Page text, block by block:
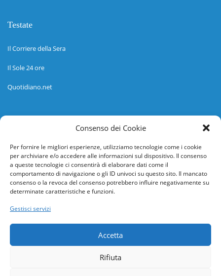
Consenso dei Cookie
Per fornire le migliori esperienze, utilizziamo tecnologie come i cookie
per archiviare e/o accedere alle informazioni sul dispositivo. Il consenso
a queste tecnologie ci consentirà di elaborare dati come il
comportamento di navigazione o gli ID univoci su questo sito. Il mancato
consenso o la revoca del consenso potrebbero influire negativamente su
determinate caratteristiche e funzioni.
Gestisci servizi
Accetta
Rifiuta
Testate
Il Corriere della Sera
Il Sole 24 ore
Quotidiano.net
Informazioni
Help desk
Guida rapida